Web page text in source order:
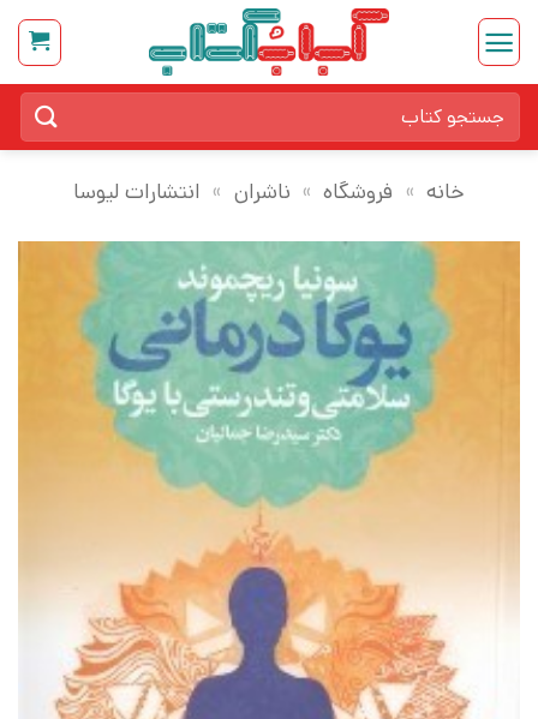
Skip
content
برای:
خانه » فروشگاه » ناشران » انتشارات لیوسا